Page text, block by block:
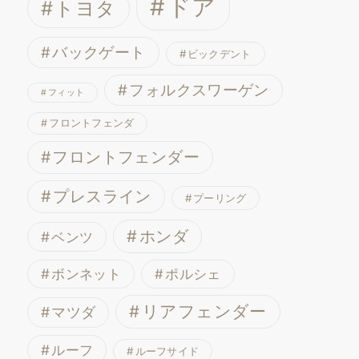
トヨタ ドア
バックゲート ビックデント
フィット フォルクスワーゲン
フロントフェンダ
フロントフェンダー
プレスライン プーリング
ベンツ ホンダ
ボンネット ポルシェ
マツダ リアフェンダー
ルーフ ルーフサイド